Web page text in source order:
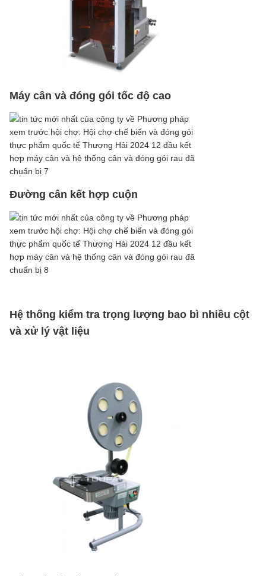
Máy cân và đóng gói tốc độ cao
Đường cân kết hợp cuộn
Hệ thống kiểm tra trọng lượng bao bì nhiều cột
và xử lý vật liệu